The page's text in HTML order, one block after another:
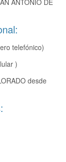
ANTONIO DE
telefónico)
)
desde